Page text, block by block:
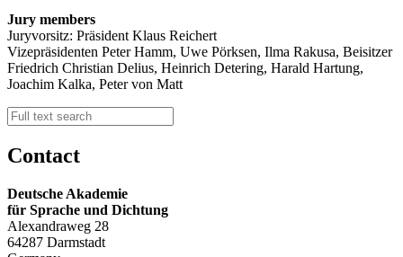
Jury members
Juryvorsitz: Präsident Klaus Reichert
Vizepräsidenten Peter Hamm, Uwe Pörksen, Ilma Rakusa, Beisitzer
Friedrich Christian Delius, Heinrich Detering, Harald Hartung,
Joachim Kalka, Peter von Matt
Contact
Deutsche Akademie
für Sprache und Dichtung
Alexandraweg 28
64287 Darmstadt